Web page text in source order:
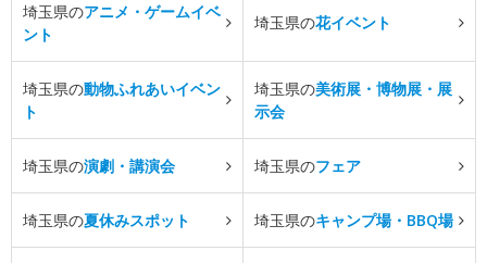
埼玉県のアニメ・ゲームイベ
ント
埼玉県の花イベント
埼玉県の動物ふれあいイベン
ト
埼玉県の美術展・博物展・展
示会
埼玉県の演劇・講演会 埼玉県のフェア
埼玉県の夏休みスポット 埼玉県のキャンプ場・BBQ場